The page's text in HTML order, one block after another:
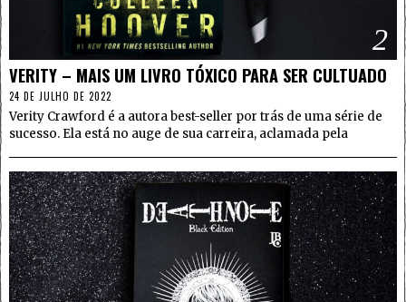
2
VERITY – MAIS UM LIVRO TÓXICO PARA SER CULTUADO
24 DE JULHO DE 2022
Verity Crawford é a autora best-seller por trás de uma série de
sucesso. Ela está no auge de sua carreira, aclamada pela